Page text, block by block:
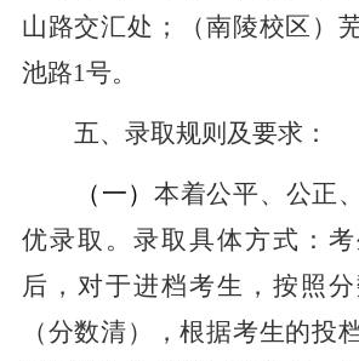
山路交汇处；（南陵校区）
池路1号。
五、录取规则及要求：
（一）本着公平、公正
优录取。录取具体方式：
后，对于进档考生，按照
（分数清），根据考生的投